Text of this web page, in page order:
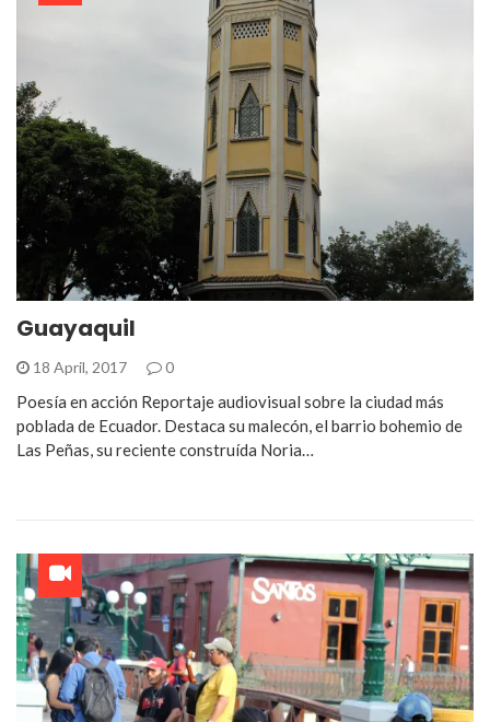
Guayaquil
18 April, 2017 0
Poesía en acción Reportaje audiovisual sobre la ciudad más
poblada de Ecuador. Destaca su malecón, el barrio bohemio de
Las Peñas, su reciente construída Noria…